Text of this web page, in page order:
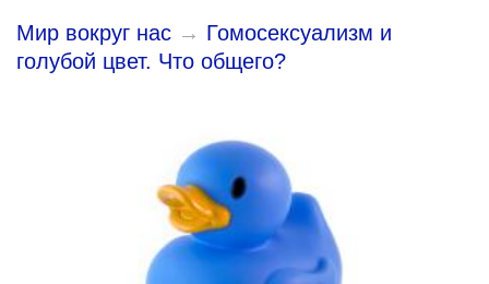
Мир вокруг нас → Гомосексуализм и
голубой цвет. Что общего?